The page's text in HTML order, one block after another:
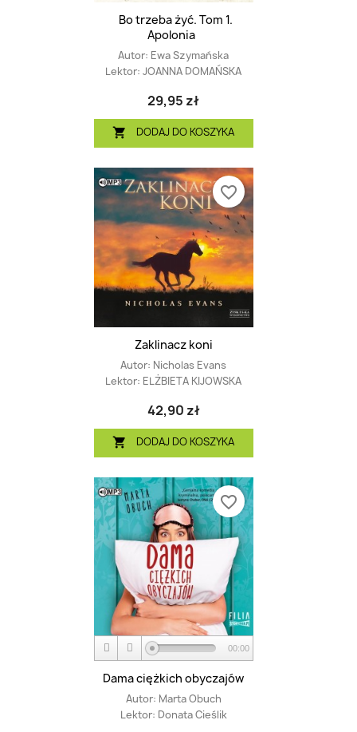
Bo trzeba żyć. Tom 1.
Apolonia
Autor: Ewa Szymańska
Lektor: JOANNA DOMAŃSKA
29,95 zł
 DODAJ DO KOSZYKA
Zaklinacz koni
Autor: Nicholas Evans
Lektor: ELŻBIETA KIJOWSKA
42,90 zł
 DODAJ DO KOSZYKA
favorite_border
00:00
Dama ciężkich obyczajów
Autor: Marta Obuch
Lektor: Donata Cieślik
favorite_border